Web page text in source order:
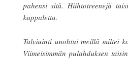
pahensi sitä. Hiihtotreenejä
kappaletta.
Talviuinti unohtui meillä miltei
Viimeisimmän pulahduksen